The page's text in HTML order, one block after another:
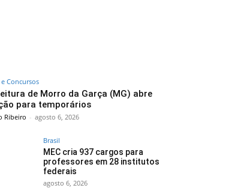
e Concursos
de Morro da Garça (MG) abre
para temporários
Ribeiro - agosto 6, 2026
Brasil
MEC cria 937 cargos para
professores em 28 institutos
federais
agosto 6, 2026